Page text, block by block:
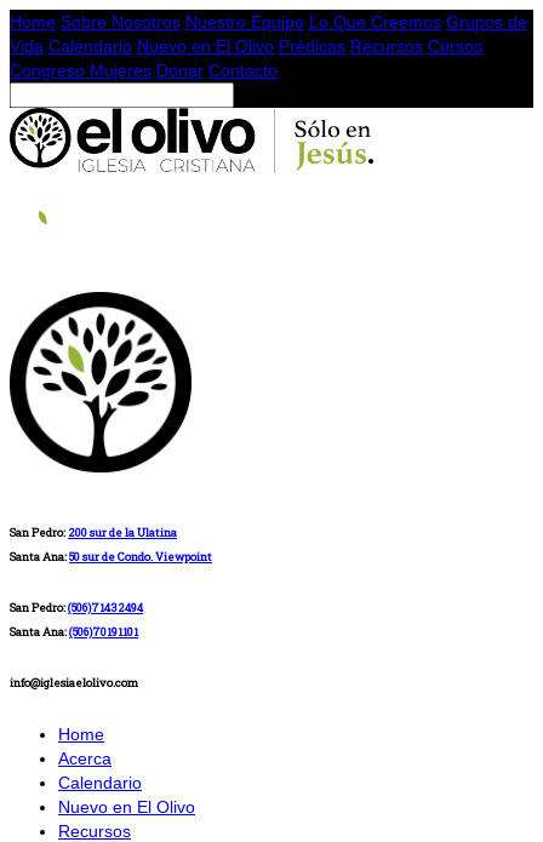
Home Sobre Nosotros Nuestro Equipo Lo Que Creemos Grupos de
Vida Calendario Nuevo en El Olivo Prédicas Recursos Cursos
Congreso Mujeres Donar Contacto
San Pedro: 200 sur de la Ulatina
Santa Ana:50 sur de Condo. Viewpoint
San Pedro:(506)71432494
Santa Ana:(506)70191101
info@iglesiaelolivo.com
Home
Acerca
Calendario
Nuevo en El Olivo
Recursos